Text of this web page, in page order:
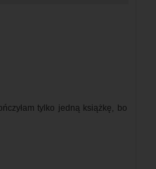
tylko jedną książkę, bo